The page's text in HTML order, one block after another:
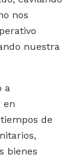
nos
nuestra
a
en
de
bienes